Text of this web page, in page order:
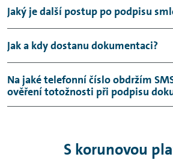
Smluvní dokumentaci můžete
jakémkoliv koncovém zařízení.
Jaký je další postup po podpisu
Smluvní dokumentaci zpracujeme a
podepíšeme z naší strany.
Jak a kdy dostanu dokumentaci?
Dokumentaci obdržíte obratem do
po podpisu smlouvy z naší strany.
Na jaké telefonní číslo obdržím
ověření totožnosti při podpisu
S korunovou